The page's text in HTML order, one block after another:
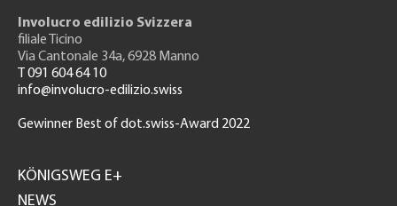
Involucro edilizio Svizzera
filiale Ticino
Via Cantonale 34a, 6928 Manno
T 091 604 64 10
info@involucro-edilizio.swiss
Gewinner Best of dot.swiss-Award 2022
GH
KÖNIGSWEG E+
NEWS